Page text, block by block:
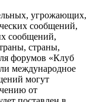
угрожающих,
сообщений,
сообщений,
страны,
форумов «Клуб
международное
могут
от